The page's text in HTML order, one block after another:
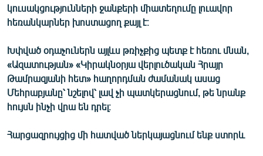
ՓՈԴՔԱՍԹ
Հայերեն
English
Русский
կուսակցությունների ջանքերի միատեղումը լուավոր
հեռանկարներ խոստացող քայլ է։
Խփված օդաչուներն այլևս թռիչքից պետք է հեռու մնան,
«Ազատության» «Կիրակնօրյա վերլուծական Հրայր
Թամրազյանի հետ» հաղորդման ժամանակ ասաց
Մեհրաբյանը՝ նշելով՝ լավ չի պատկերացնում, թե նրանք
հույսն ինչի վրա են դրել։
Հարցազրույցից մի հատված ներկայացնում ենք ստորև